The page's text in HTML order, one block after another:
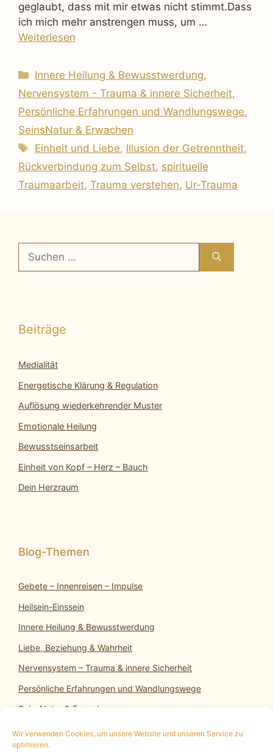
Wir verwenden Cookies, um unsere Website und unseren Service zu
optimieren.
geglaubt, dass mit mir etwas nicht stimmt.Dass
ich mich mehr anstrengen muss, um …
Weiterlesen
Kategorien
Innere Heilung & Bewusstwerdung,
Nervensystem - Trauma & innere Sicherheit,
Persönliche Erfahrungen und Wandlungswege,
SeinsNatur & Erwachen
Schlagwörter
Einheit und Liebe, Illusion der Getrenntheit,
Rückverbindung zum Selbst, spirituelle
Traumaarbeit, Trauma verstehen, Ur-Trauma
Suchen
nach:
Beiträge
Medialität
Energetische Klärung & Regulation
Auflösung wiederkehrender Muster
Emotionale Heilung
Bewusstseinsarbeit
Einheit von Kopf – Herz – Bauch
Dein Herzraum
Gebete – Innenreisen – Impulse
Heilsein-Einssein
Innere Heilung & Bewusstwerdung
Liebe, Beziehung & Wahrheit
Nervensystem – Trauma & innere Sicherheit
Persönliche Erfahrungen und Wandlungswege
SeinsNatur & Erwachen